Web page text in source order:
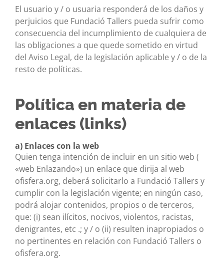
El usuario y / o usuaria responderá de los daños y
perjuicios que Fundació Tallers pueda sufrir como
consecuencia del incumplimiento de cualquiera de
las obligaciones a que quede sometido en virtud
del Aviso Legal, de la legislación aplicable y / o de la
resto de políticas.
Política en materia de
enlaces (links)
a) Enlaces con la web
Quien tenga intención de incluir en un sitio web (
«web Enlazando») un enlace que dirija al web
ofisfera.org, deberá solicitarlo a Fundació Tallers y
cumplir con la legislación vigente; en ningún caso,
podrá alojar contenidos, propios o de terceros,
que: (i) sean ilícitos, nocivos, violentos, racistas,
denigrantes, etc .; y / o (ii) resulten inapropiados o
no pertinentes en relación con Fundació Tallers o
ofisfera.org.